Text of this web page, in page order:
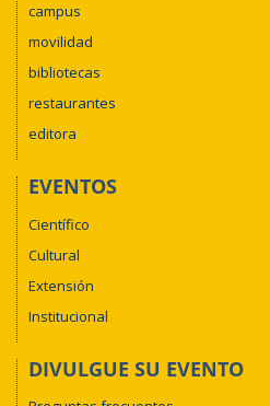
campus
movilidad
bibliotecas
restaurantes
editora
EVENTOS
Científico
Cultural
Extensión
Institucional
DIVULGUE SU EVENTO